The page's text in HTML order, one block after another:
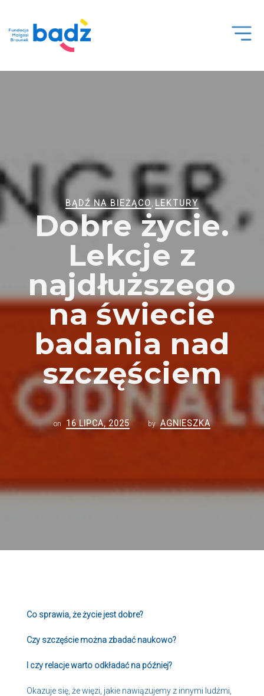
Open
BĄDŹ NA BIEŻĄCO LEKTURY
Dobre życie.
Lekcje z
najdłuższego
na świecie
badania nad
szczęściem
on 16 LIPCA, 2025 by AGNIESZKA
Co sprawia, że życie jest dobre?
Czy szczęście można zbadać naukowo?
I czy relacje warto odkładać na później?
Okazuje się, że więzi, jakie nawiązujemy z innymi ludźmi,